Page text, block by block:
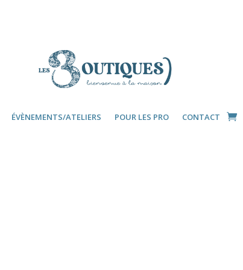
ÉVÈNEMENTS/ATELIERS POUR LES PRO CONTACT